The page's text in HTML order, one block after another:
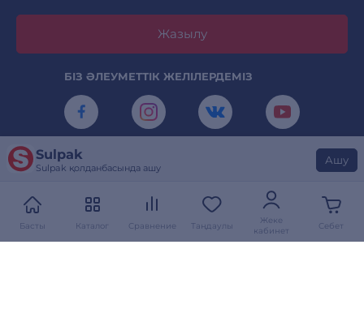
Sulpak
Sulpak қолданбасында ашу
Ашу
Басты Каталог Сравнение Таңдаулы
Жеке
кабинет
Себет
Жазылу
БІЗ ӘЛЕУМЕТТІК ЖЕЛІЛЕРДЕМІЗ
КАМЕРАНЫ ТУРАЛАҢЫЗ ЖӘНЕ SULPAK
ҚОЛДАНБАСЫН ЖҮКТЕП АЛЫҢЫЗ